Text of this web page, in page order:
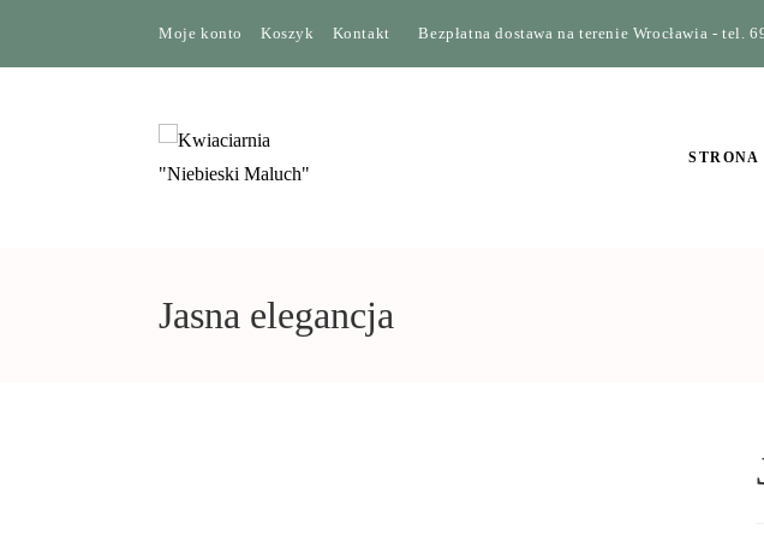
Moje konto Koszyk Kontakt Bezpłatna dostawa na terenie Wrocławia - tel.
STRONA
Jasna elegancja